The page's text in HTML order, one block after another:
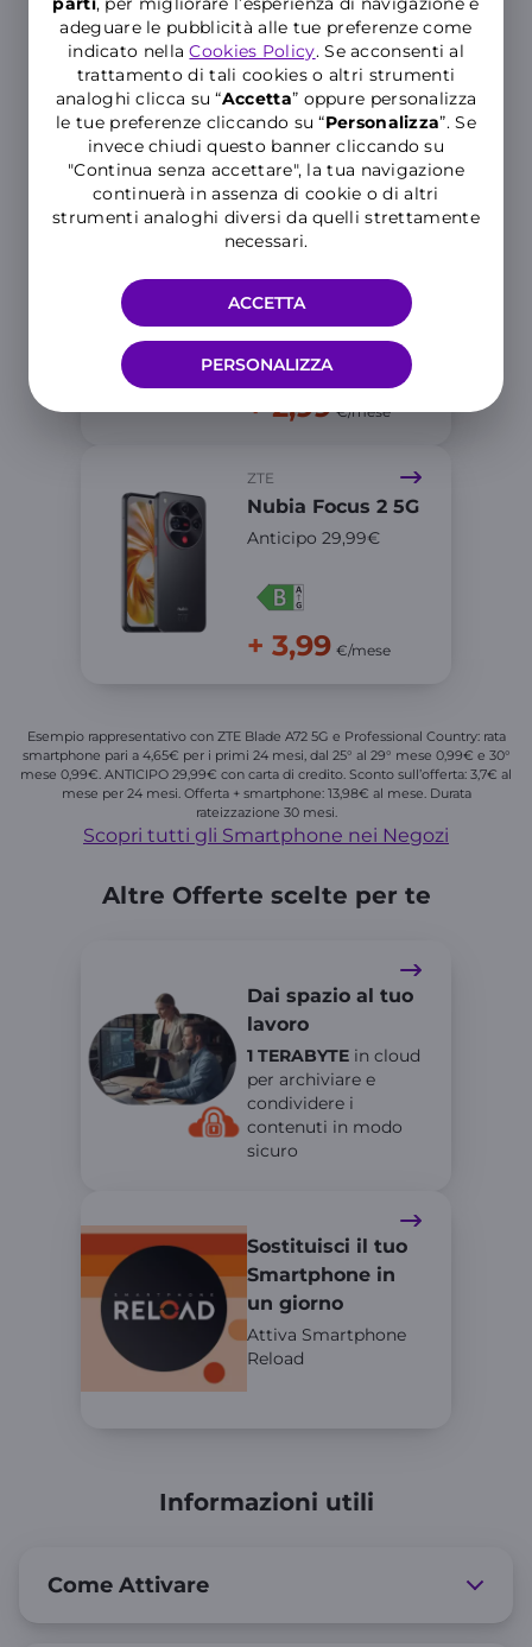
adeguare le pubblicità alle tue preferenze come
indicato nellaCookies Policy. Se acconsenti al
trattamento di tali cookies o altri strumenti
analoghi clicca su “Accetta” oppure personalizza
le tue preferenze cliccando su “Personalizza”. Se
invece chiudi questo banner cliccando su
"Continua senza accettare", la tua navigazione
continuerà in assenza di cookie o di altri
strumenti analoghi diversi da quelli strettamente
necessari.
PERSONALIZZA
ACCETTA
Redmi 15C 5G
Anticipo 29,99€
+ 1,99 €/mese
HONOR
Anticipo 39,99€
+ 2,99 €/mese
ZTE
Nubia Focus 2 5G
Anticipo 29,99€
+ 3,99 €/mese
Esempio rappresentativo con ZTE Blade A72 5G e Professional Country: rata
smartphone pari a 4,65€ per i primi 24 mesi, dal 25° al 29° mese 0,99€ e 30°
mese 0,99€. ANTICIPO 29,99€ con carta di credito. Sconto sull’offerta: 3,7€ al
mese per 24 mesi. Offerta + smartphone: 13,98€ al mese. Durata
rateizzazione 30 mesi.
Scopri tutti gli Smartphone nei Negozi
Altre Offerte scelte per te
Dai spazio al tuo
lavoro
1 TERABYTE in cloud
per archiviare e
condividere i
contenuti in modo
sicuro
Sostituisci il tuo
Smartphone in
un giorno
Attiva Smartphone
Reload
Informazioni utili
Come Attivare